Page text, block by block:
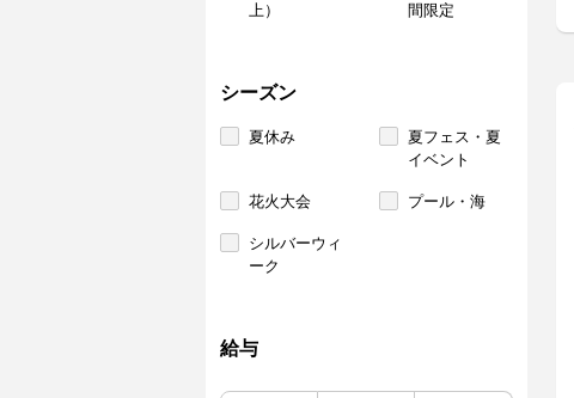
上）
間限定
シーズン
夏休み
夏フェス・夏
イベント
花火大会 プール・海
シルバーウィ
ーク
給与